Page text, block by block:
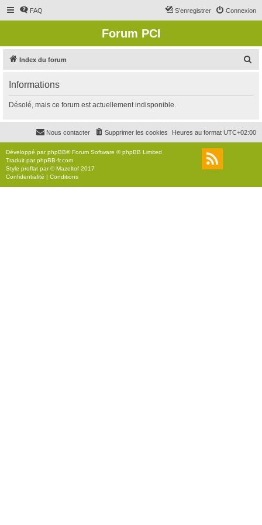
FAQ Connexion
S’enregistrer
Forum PCI
Index du forum
r
c
r
Informations
Désolé, mais ce forum est actuellement indisponible.
Heures au format UTC+02:00
Supprimer les cookies
Nous contacter
Développé parphpBB® Forum Software © phpBB Limited
Traduit parphpBB-fr.com
Style proflat par ©Mazeltof 2017
Confidentialité | Conditions